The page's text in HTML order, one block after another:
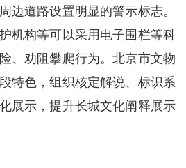
边道路设置明显的警示标志。
机构等可以采用电子围栏等科
、劝阻攀爬行为。北京市文物
特色，组织核定解说、标识系
展示，提升长城文化阐释展示